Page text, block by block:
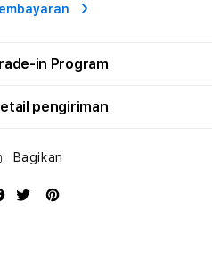
in Program
pengiriman
Bagikan